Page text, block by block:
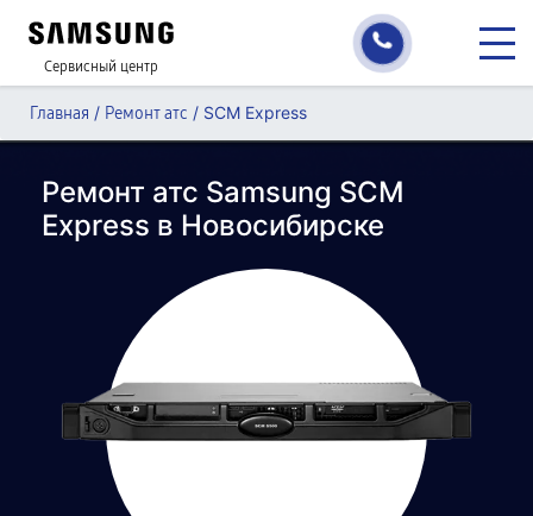
Сервисный центр
Главная / Ремонт атс / SCM Express
Ремонт атс Samsung SCM
Express в Новосибирске